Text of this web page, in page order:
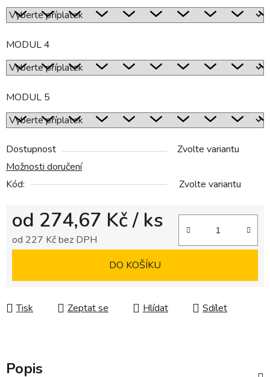
MODUL 4
MODUL 5
Dostupnost
Zvolte variantu
Možnosti doručení
Kód:
Zvolte variantu
od 274,67 Kč/ ks
od 227 Kčbez DPH
DO KOŠÍKU
Tisk Zeptat se Hlídat Sdílet
Popis